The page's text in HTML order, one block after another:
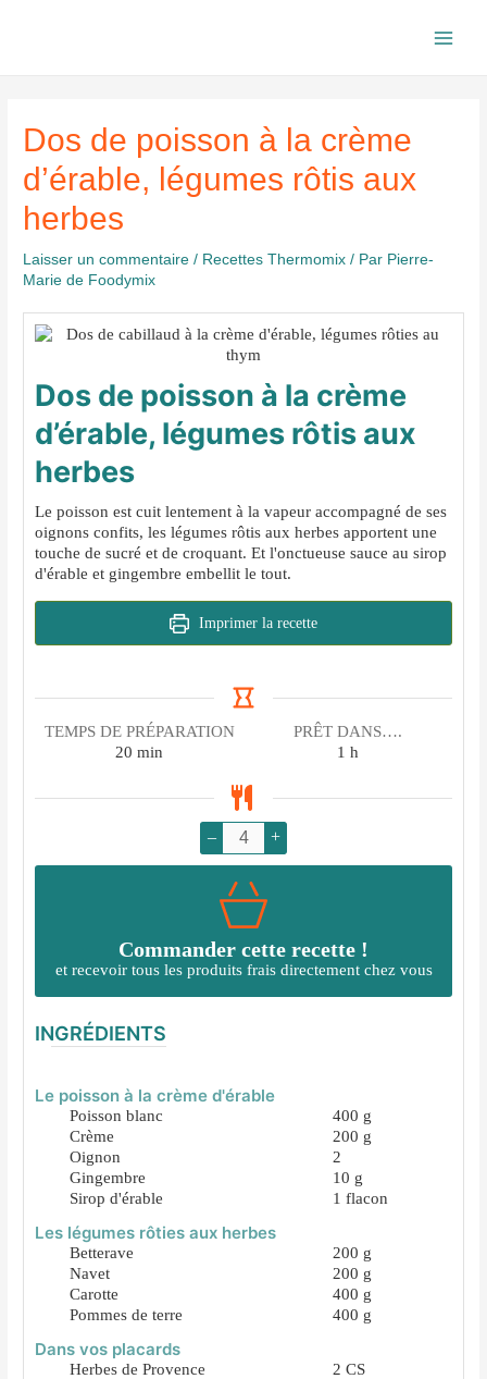
Dos de poisson à la crème
d’érable, légumes rôtis aux
herbes
Laisser un commentaire / Recettes Thermomix / Par Pierre-
Marie de Foodymix
Dos de poisson à la crème
d’érable, légumes rôtis aux
herbes
Le poisson est cuit lentement à la vapeur accompagné de ses
oignons confits, les légumes rôtis aux herbes apportent une
touche de sucré et de croquant. Et l'onctueuse sauce au sirop
d'érable et gingembre embellit le tout.
Imprimer la recette
TEMPS DE PRÉPARATION
20 minutes
min
PRÊT DANS….
1 heure
h
– +
Commander cette recette !
et recevoir tous les produits frais directement chez vous
INGRÉDIENTS
Le poisson à la crème d'érable
Poisson blanc 400 g
Crème
200 g
Oignon
2
Gingembre
10 g
Sirop d'érable
1 flacon
Les légumes rôties aux herbes
Betterave 200 g
Navet
200 g
Carotte
400 g
Pommes de terre
400 g
Dans vos placards
Herbes de Provence 2 CS